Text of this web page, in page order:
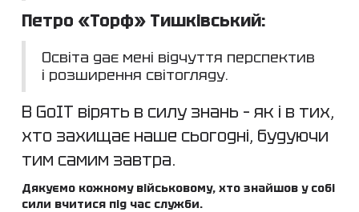
Петро «Торф» Тишківський:
Освіта дає мені відчуття перспектив
і розширення світогляду.
В GoIT вірять в силу знань – як і в тих,
хто захищає наше сьогодні, будуючи
тим самим завтра.
Дякуємо кожному військовому, хто знайшов у собі
сили вчитися під час служби.